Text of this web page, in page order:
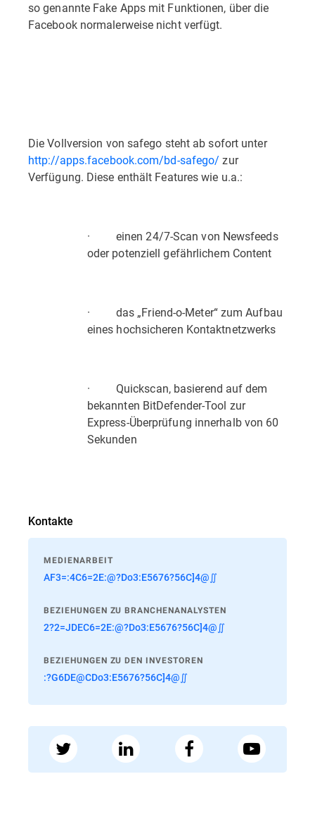
so genannte Fake Apps mit Funktionen, über die
Facebook normalerweise nicht verfügt.
Die Vollversion von safego steht ab sofort unter
http://apps.facebook.com/bd-safego/ zur
Verfügung. Diese enthält Features wie u.a.:
· einen 24/7-Scan von Newsfeeds
oder potenziell gefährlichem Content
· das „Friend-o-Meter“ zum Aufbau
eines hochsicheren Kontaktnetzwerks
· Quickscan, basierend auf dem
bekannten BitDefender-Tool zur
Express-Überprüfung innerhalb von 60
Sekunden
Kontakte
MEDIENARBEIT
AF3=:4C6=2E:@?Do3:E5676?56C]4@∬
BEZIEHUNGEN ZU BRANCHENANALYSTEN
2?2=JDEC6=2E:@?Do3:E5676?56C]4@∬
BEZIEHUNGEN ZU DEN INVESTOREN
:?G6DE@CDo3:E5676?56C]4@∬